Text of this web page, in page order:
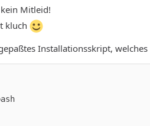
Mitleid!
kluch
Installationsskript, welches